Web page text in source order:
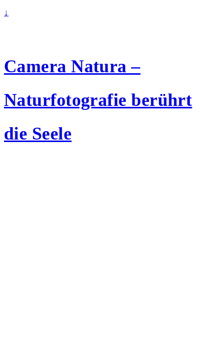
↓
Camera Natura –
Naturfotografie berührt
die Seele